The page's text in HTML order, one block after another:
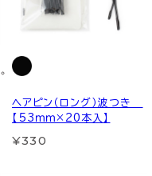
ヘアピン（ロング）波つき
【53ｍｍ×20本入】
¥330